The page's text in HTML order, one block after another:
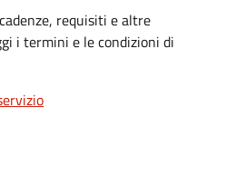
requisiti e altre
i termini e le condizioni di